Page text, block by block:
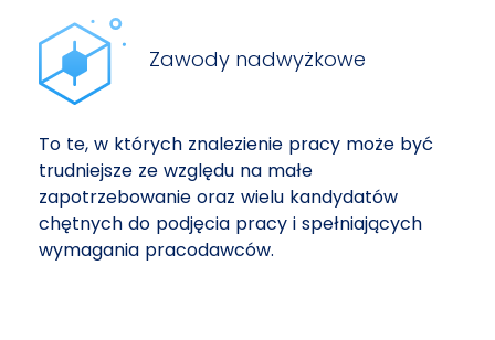
Zawody nadwyżkowe
To te, w których znalezienie pracy może być
trudniejsze ze względu na małe
zapotrzebowanie oraz wielu kandydatów
chętnych do podjęcia pracy i spełniających
wymagania pracodawców.